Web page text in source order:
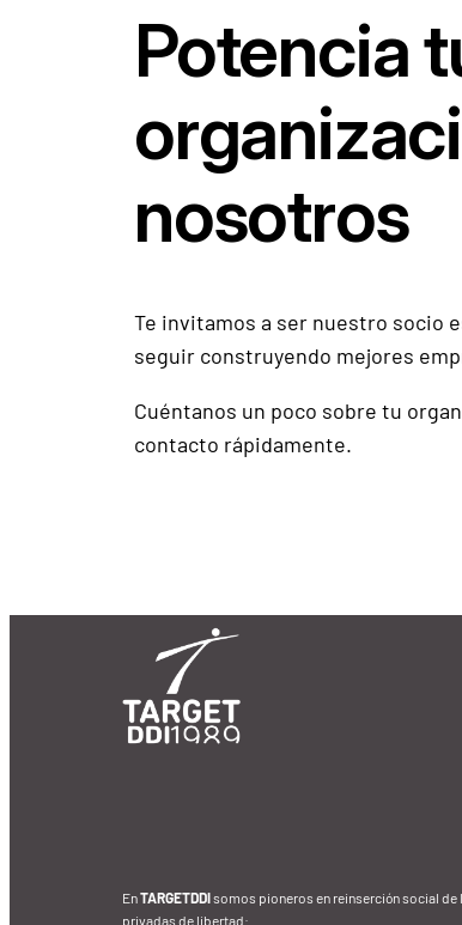
Potencia
nosotros
Te invitamos a ser nuestro socio
seguir construyendo mejores
Cuéntanos un poco sobre tu
contacto rápidamente.
EnTARGETDDIsomos pioneros en reinserción social de
privadas de libertad: